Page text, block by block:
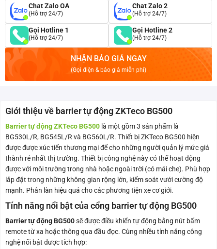
Chat Zalo OA
(Hỗ trợ 24/7)
Chat Zalo 2
(Hỗ trợ 24/7)
Gọi Hotline 1
(Hỗ trợ 24/7)
Gọi Hotline 2
(Hỗ trợ 24/7)
NHẬN BÁO GIÁ NGAY
(Gọi điện & báo giá miễn phí)
Giới thiệu về barrier tự động ZKTeco BG500
Barrier tự động ZKTeco BG500 là một gồm 3 sản phẩm là
BG530L/R, BG545L/R và BG560L/R. Thiết bị ZKTeco BG500 hiện
được được xúc tiến thương mại để cho những người quản lý mức giá
thành rẻ nhất thị trường. Thiết bị công nghệ này có thể hoạt động
được với môi trường trong nhà hoặc ngoài trời (có mái che). Phù hợp
lắp đặt trong những không gian rộng lớn, kiểm soát vưới cường độ
mạnh. Phân làn hiệu quả cho các phương tiện xe cơ giới.
Tính năng nổi bật của cổng barrier tự động BG500
Barrier tự động BG500sẽ được điều khiển tự động bằng nút bấm
remote từ xa hoặc thông qua đầu đọc. Cùng nhiều tính năng công
nghệ nổi bật được tích hợp: